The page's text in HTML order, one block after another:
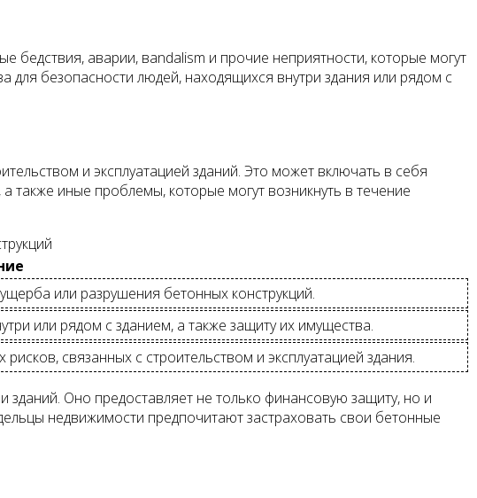
бедствия, аварии, вandalism и прочие неприятности, которые могут
безопасности людей, находящихся внутри здания или рядом с
и эксплуатацией зданий. Это может включать в себя
также иные проблемы, которые могут возникнуть в течение
или разрушения бетонных конструкций.
или рядом с зданием, а также защиту их имущества.
связанных с строительством и эксплуатацией здания.
зданий. Оно предоставляет не только финансовую защиту, но и
недвижимости предпочитают застраховать свои бетонные